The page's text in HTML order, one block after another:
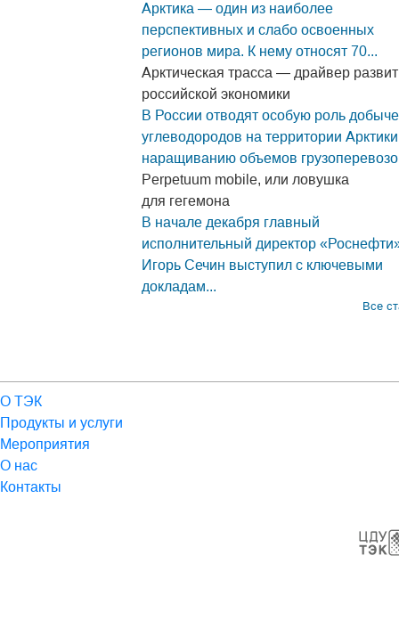
Арктика — один из наиболее
перспективных и слабо освоенных
регионов мира. К нему относят 70...
Арктическая трасса — драйвер
российской экономики
В России отводят особую роль добыче
углеводородов на территории
наращиванию объемов
Perpetuum mobile, или ловушка
для гегемона
В начале декабря главный
исполнительный директор
Игорь Сечин выступил с ключевыми
докладам...
Все
О ТЭК
Продукты и услуги
Мероприятия
О нас
Контакты